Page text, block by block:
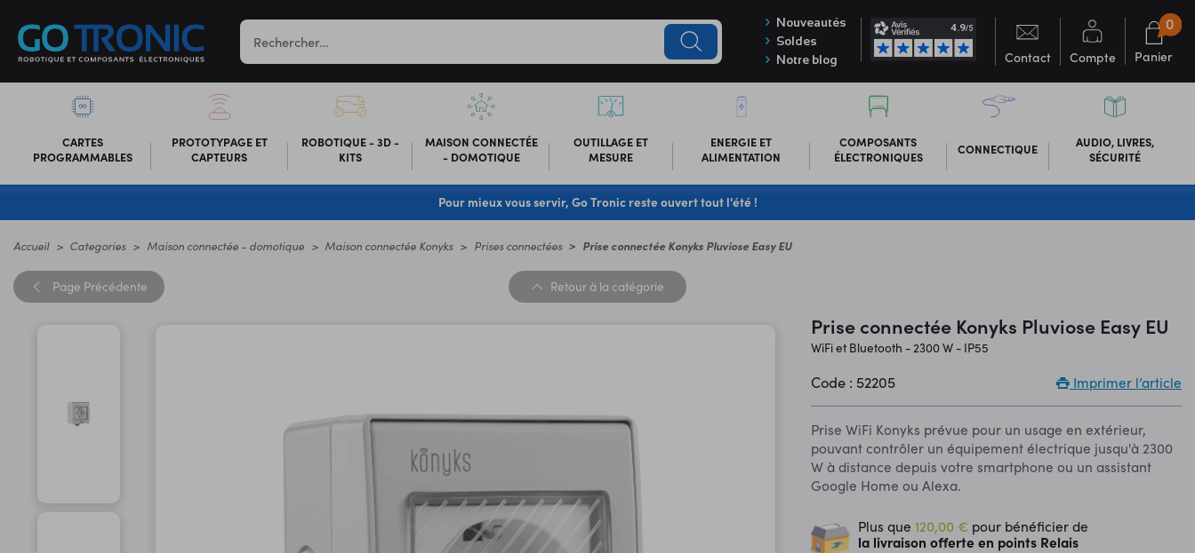
Nouveautés
Soldes
Notre blog
Contact Compte Panier
0
CARTES
PROGRAMMABLES
PROTOTYPAGE ET
CAPTEURS
ROBOTIQUE - 3D -
KITS
MAISON CONNECTÉE
- DOMOTIQUE
OUTILLAGE ET
MESURE
ENERGIE ET
ALIMENTATION
COMPOSANTS
ÉLECTRONIQUES
CONNECTIQUE
AUDIO, LIVRES,
SÉCURITÉ
Pour mieux vous servir, Go Tronic reste ouvert tout l'été !
Accueil Categories Maison connectée - domotique Maison connectée Konyks Prises connectées Prise connectée Konyks Pluviose Easy EU
Page Précédente Retour à la catégorie
Prise connectée Konyks Pluviose Easy EU
WiFi et Bluetooth - 2300 W - IP55
Code : 52205 Imprimer l’article
Prise WiFi Konyks prévue pour un usage en extérieur,
pouvant contrôler un équipement électrique jusqu'à 2300
W à distance depuis votre smartphone ou un assistant
Google Home ou Alexa.
Plus que120,00 € pour bénéficier de
la livraison offerte en points Relais